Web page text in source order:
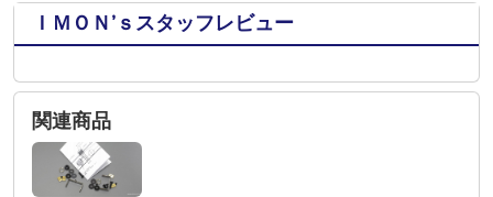
ＩＭＯＮ’ｓスタッフレビュー
関連商品